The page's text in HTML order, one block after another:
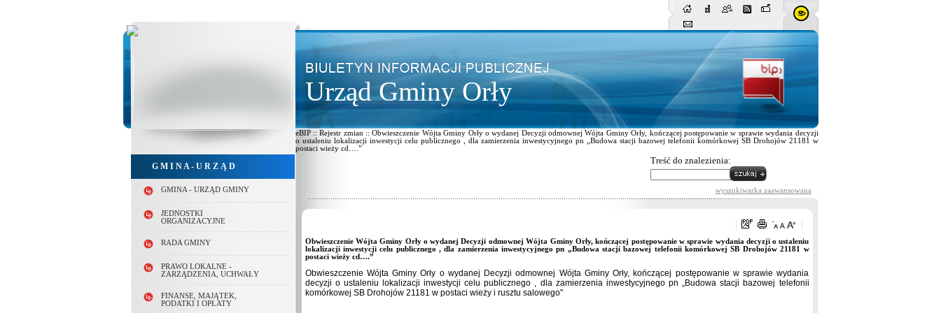
Urząd Gminy Orły
G M I N A - U R Z Ą D
GMINA - URZĄD GMINY
JEDNOSTKI
ORGANIZACYJNE
RADA GMINY
PRAWO LOKALNE -
ZARZĄDZENIA, UCHWAŁY
FINANSE, MAJĄTEK,
PODATKI I OPŁATY
eBIP :: Rejestr zmian :: Obwieszczenie Wójta Gminy Orły o wydanej Decyzji odmownej Wójta Gminy Orły, kończącej postępowanie w sprawie wydania decyzji
o ustaleniu lokalizacji inwestycji celu publicznego , dla zamierzenia inwestycyjnego pn „Budowa stacji bazowej telefonii komórkowej SB Drohojów 21181 w
postaci wieży cd….”
Treść do znalezienia:
wyszukiwarka zaawansowana
Obwieszczenie Wójta Gminy Orły o wydanej Decyzji odmownej Wójta Gminy Orły, kończącej postępowanie w sprawie wydania decyzji o ustaleniu
lokalizacji inwestycji celu publicznego , dla zamierzenia inwestycyjnego pn „Budowa stacji bazowej telefonii komórkowej SB Drohojów 21181 w
postaci wieży cd….”
Obwieszczenie Wójta Gminy Orły o wydanej Decyzji odmownej Wójta Gminy Orły, kończącej postępowanie w sprawie wydania
decyzji o ustaleniu lokalizacji inwestycji celu publicznego , dla zamierzenia inwestycyjnego pn „Budowa stacji bazowej telefonii
komórkowej SB Drohojów 21181 w postaci wieży i rusztu salowego"